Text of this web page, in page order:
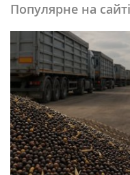
Популярне на сайті